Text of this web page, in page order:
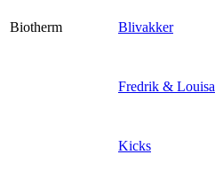
Biotherm Blivakker
Fredrik & Louisa
Kicks